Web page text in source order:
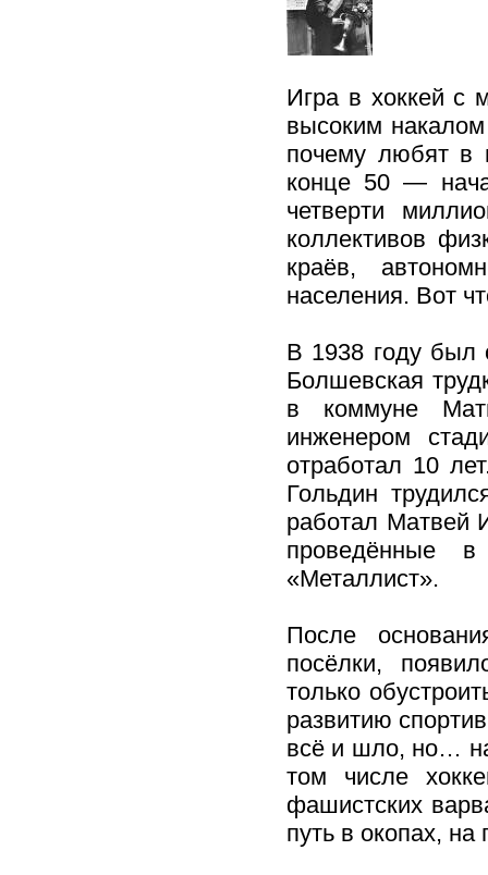
Игра в хоккей с
высоким
почему любят в
конце 50 —
четверти
коллективов
краёв,
населения. Вот
В 1938 году был
Болшевская
в коммуне
инженером
отработал 10
Гольдин
работал Матвей
проведённые
«Металлист».
После
посёлки,
только
развитию
всё и шло, но…
том числе
фашистских
путь в окопах,